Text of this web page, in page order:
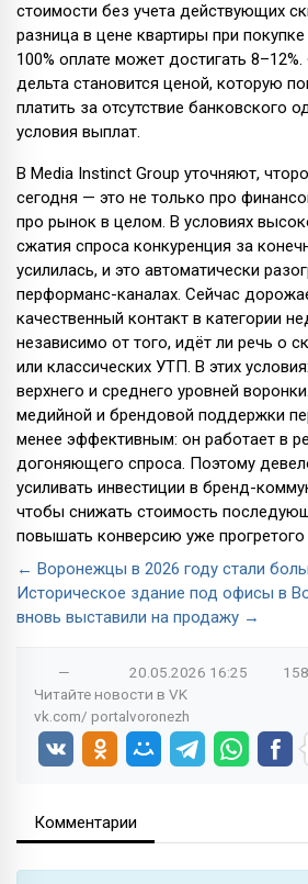
стоимости без учета действующих
разница в цене квартиры при
100% оплате может достигать
дельта становится ценой, которую
платить за отсутствие банковского
условия выплат.
В Media Instinct Group уточняют,
сегодня — это не только про
про рынок в целом. В условиях
сжатия спроса конкуренция за
усилилась, и это автоматически
перформанс-каналах. Сейчас
качественный контакт в категории
независимо от того, идёт ли речь о
или классических УТП. В этих
верхнего и среднего уровней
медийной и брендовой поддержки
менее эффективным: он работает в
догоняющего спроса. Поэтому
усиливать инвестиции в бренд-
чтобы снижать стоимость
повышать конверсию уже прогретого
← Воронежцы в 2026 году стали
Историческое здание под офисы в
вновь выставили на продажу →
— 20.05.2026 16:25 158
Читайте новости в VK
vk.com/ portalvoronezh
Комментарии